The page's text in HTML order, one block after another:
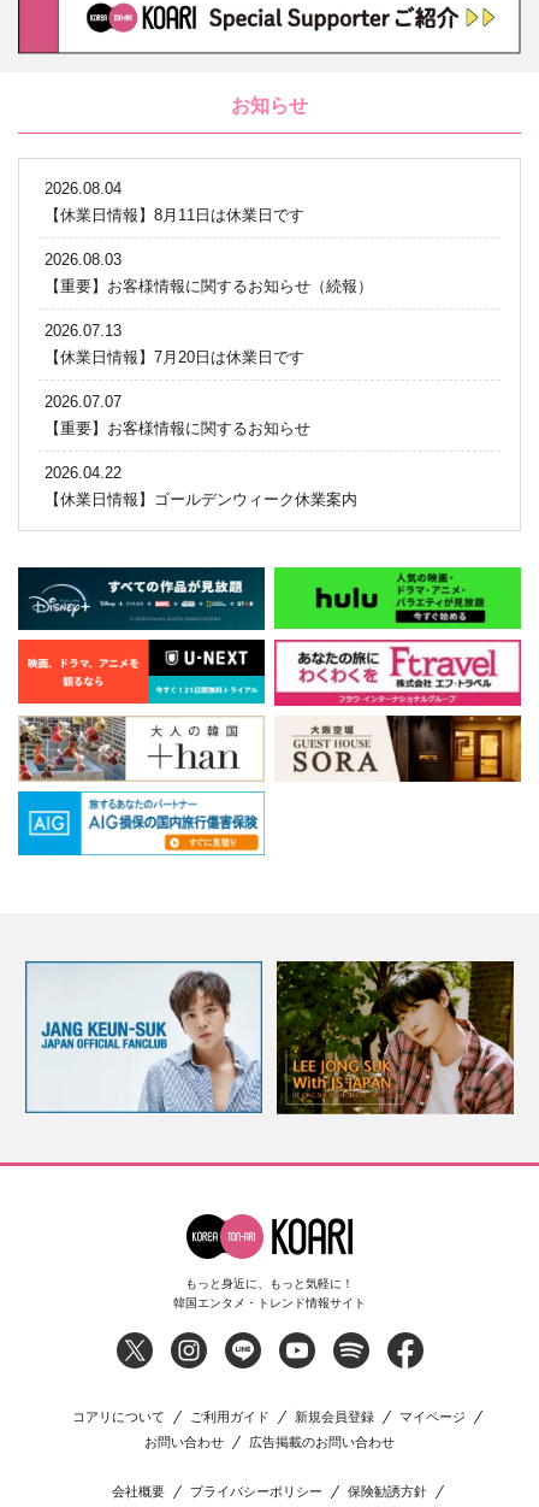
お知らせ
2026.08.04
【休業日情報】8月11日は休業日です
2026.08.03
【重要】お客様情報に関するお知らせ（続報）
2026.07.13
【休業日情報】7月20日は休業日です
2026.07.07
【重要】お客様情報に関するお知らせ
2026.04.22
【休業日情報】ゴールデンウィーク休業案内
もっと身近に、もっと気軽に！
韓国エンタメ・トレンド情報サイト
コアリについて ご利用ガイド 新規会員登録
マイページ
お問い合わせ
広告掲載のお問い合わせ
会社概要 プライバシーポリシー 保険勧誘方針